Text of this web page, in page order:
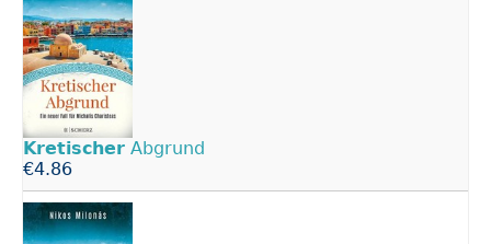
Kretischer Abgrund
€4.86